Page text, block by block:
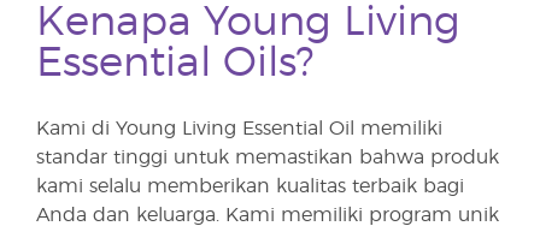
Kenapa Young Living
Essential Oils?
Kami di Young Living Essential Oil memiliki
standar tinggi untuk memastikan bahwa produk
kami selalu memberikan kualitas terbaik bagi
Anda dan keluarga. Kami memiliki program unik